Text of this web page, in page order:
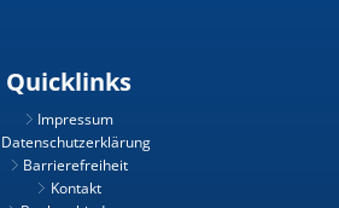
Quicklinks
Impressum
Datenschutzerklärung
Barrierefreiheit
Kontakt